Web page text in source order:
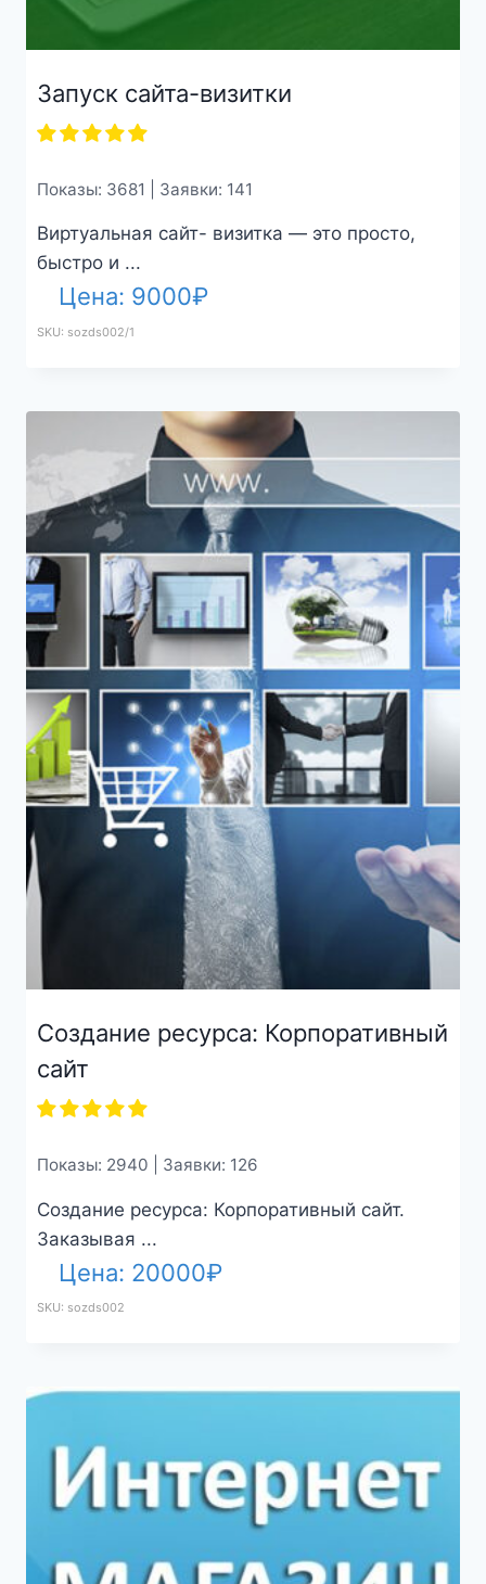
Запуск сайта-визитки
Показы: 3681 | Заявки: 141
Виртуальная сайт- визитка — это просто,
быстро и ...
Цена: 9000₽
SKU: sozds002/1
Создание ресурса: Корпоративный
сайт
Показы: 2940 | Заявки: 126
Создание ресурса: Корпоративный сайт.
Заказывая ...
Цена: 20000₽
SKU: sozds002